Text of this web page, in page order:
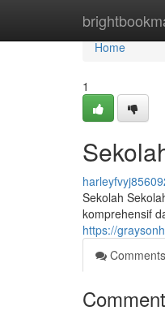
Home
Home
1
Sekolah
komprehensif
https://
Comments